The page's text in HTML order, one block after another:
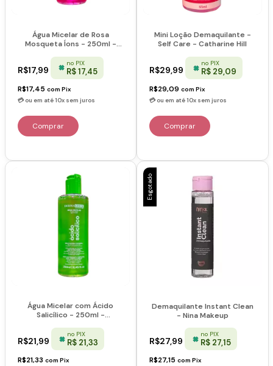
Água Micelar de Rosa
Mosqueta Íons - 250ml -
R$17,99
no PIX
R$ 17,45
R$17,45 com Pix
Mini Loção Demaquilante -
Self Care - Catharine Hill
R$29,99
no PIX
R$ 29,09
R$29,09 com Pix
Água Micelar com Ácido
Salicílico - 250ml -
R$21,99
no PIX
R$ 21,33
R$21,33 com Pix
Esgotado
Demaquilante Instant Clean
- Nina Makeup
R$27,99
no PIX
R$ 27,15
R$27,15 com Pix